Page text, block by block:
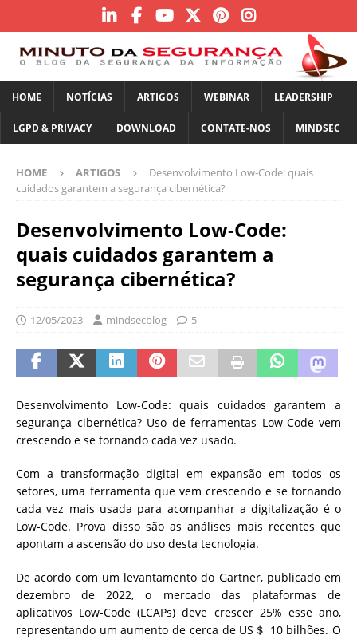
HOME NOTÍCIAS ARTIGOS WEBINAR LEADERSHIP
LGPD & PRIVACY DOWNLOAD CONTATE-NOS MINDSEC
HOME ARTIGOS
Desenvolvimento Low-Code: quais
cuidados garantem a segurança cibernética?
Desenvolvimento Low-Code:
quais cuidados garantem a
segurança cibernética?
12/05/2023 mindsecblog 5
Desenvolvimento Low-Code: quais cuidados garantem a
segurança cibernética? Uso de ferramentas Low-Code vem
crescendo e se tornando cada vez usado.
Com a transformação digital em expansão em todos os
setores, uma ferramenta que vem crescendo e se tornando
cada vez mais usada para acompanhar a digitalização é o
Low-Code. Prova disso são as análises mais recentes que
apontam a ascensão do uso desta tecnologia.
De acordo com um levantamento do Gartner, publicado em
dezembro de 2022, o mercado das plataformas de
aplicativos Low-Code (LCAPs) deve crescer 25% esse ano,
representando um aumento de cerca de US＄ 10 bilhões. O